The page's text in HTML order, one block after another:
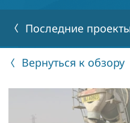
Последние
Вернуться к обзору